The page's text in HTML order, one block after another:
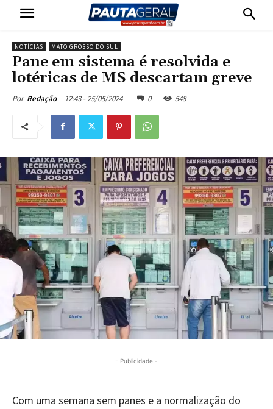
NOTÍCIAS MATO GROSSO DO SUL
Pane em sistema é resolvida e
lotéricas de MS descartam greve
Por Redação 12:43 - 25/05/2024 0 548
- Publicidade -
Com uma semana sem panes e a normalização do